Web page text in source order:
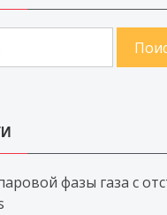
фазы газа с